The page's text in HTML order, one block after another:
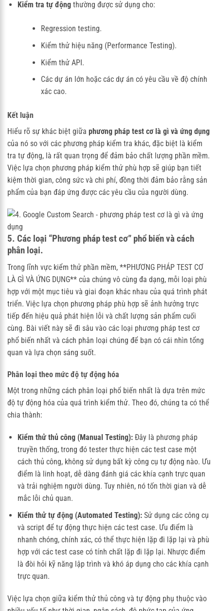
Kiểm tra tự độngthường được sử dụng cho:
Regression testing.
Kiểm thử hiệu năng (Performance Testing).
Kiểm thử API.
Các dự án lớn hoặc các dự án có yêu cầu về độ chính
xác cao.
Kết luận
Hiểu rõ sự khác biệt giữa phương pháp test cơ là gì và ứng dụng
của nó so với các phương pháp kiểm tra khác, đặc biệt là kiểm
tra tự động, là rất quan trọng để đảm bảo chất lượng phần mềm.
Việc lựa chọn phương pháp kiểm thử phù hợp sẽ giúp bạn tiết
kiệm thời gian, công sức và chi phí, đồng thời đảm bảo rằng sản
phẩm của bạn đáp ứng được các yêu cầu của người dùng.
5. Các loại “Phương pháp test cơ” phổ biến và cách
phân loại.
Trong lĩnh vực kiểm thử phần mềm, **PHƯƠNG PHÁP TEST CƠ
LÀ GÌ VÀ ỨNG DỤNG** của chúng vô cùng đa dạng, mỗi loại phù
hợp với một mục tiêu và giai đoạn khác nhau của quá trình phát
triển. Việc lựa chọn phương pháp phù hợp sẽ ảnh hưởng trực
tiếp đến hiệu quả phát hiện lỗi và chất lượng sản phẩm cuối
cùng. Bài viết này sẽ đi sâu vào các loại phương pháp test cơ
phổ biến nhất và cách phân loại chúng để bạn có cái nhìn tổng
quan và lựa chọn sáng suốt.
Phân loại theo mức độ tự động hóa
Một trong những cách phân loại phổ biến nhất là dựa trên mức
độ tự động hóa của quá trình kiểm thử. Theo đó, chúng ta có thể
chia thành:
Kiểm thử thủ công (Manual Testing):Đây là phương pháp
truyền thống, trong đó tester thực hiện các test case một
cách thủ công, không sử dụng bất kỳ công cụ tự động nào. Ưu
điểm là linh hoạt, dễ dàng đánh giá các khía cạnh trực quan
và trải nghiệm người dùng. Tuy nhiên, nó tốn thời gian và dễ
mắc lỗi chủ quan.
Kiểm thử tự động (Automated Testing):Sử dụng các công cụ
và script để tự động thực hiện các test case. Ưu điểm là
nhanh chóng, chính xác, có thể thực hiện lặp đi lặp lại và phù
hợp với các test case có tính chất lặp đi lặp lại. Nhược điểm
là đòi hỏi kỹ năng lập trình và khó áp dụng cho các khía cạnh
trực quan.
Việc lựa chọn giữa kiểm thử thủ công và tự động phụ thuộc vào